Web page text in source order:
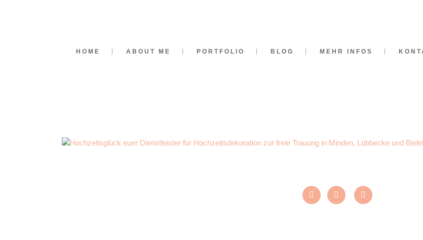
HOME ABOUT ME PORTFOLIO BLOG MEHR INFOS